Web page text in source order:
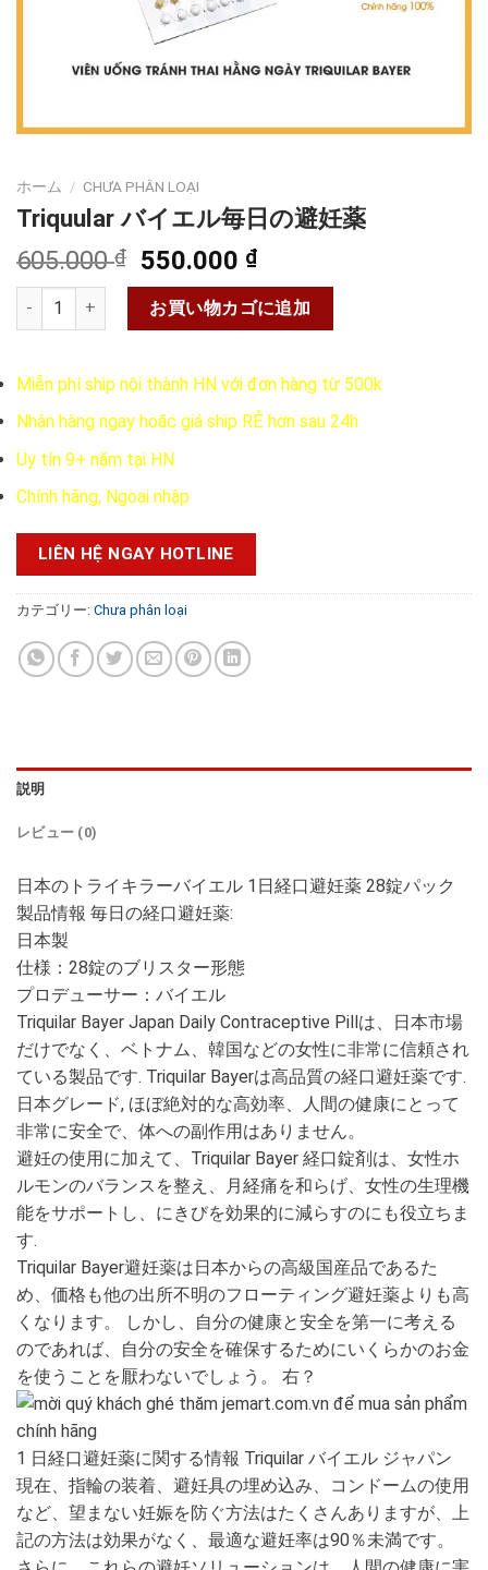
ホーム / CHƯA PHÂN LOẠI
Triquular バイエル毎日の避妊薬
605.000₫
元
の
価
格
605.000 ₫
で
た。
550.000 ₫現
在
の
価
は
550.000 ₫
Triquular バイエル毎日の避妊薬個
お買い物カゴに追加
Miễn phí ship nội thành HN với đơn hàng từ 500k
Nhận hàng ngay hoặc giá ship RẺ hơn sau 24h
Uy tín 9+ năm tại HN
Chính hãng, Ngoại nhập
LIÊN HỆ NGAY HOTLINE
カテゴリー: Chưa phân loại
説明
レビュー (0)
日本のトライキラーバイエル 1日経口避妊薬 28錠パック
製品情報 毎日の経口避妊薬:
日本製
仕様：28錠のブリスター形態
プロデューサー：バイエル
Triquilar Bayer Japan Daily Contraceptive Pillは、日本市場
だけでなく、ベトナム、韓国などの女性に非常に信頼され
ている製品です. Triquilar Bayerは高品質の経口避妊薬です.
日本グレード, ほぼ絶対的な高効率、人間の健康にとって
非常に安全で、体への副作用はありません。
避妊の使用に加えて、Triquilar Bayer 経口錠剤は、女性ホ
ルモンのバランスを整え、月経痛を和らげ、女性の生理機
能をサポートし、にきびを効果的に減らすのにも役立ちま
す.
Triquilar Bayer避妊薬は日本からの高級国産品であるた
め、価格も他の出所不明のフローティング避妊薬よりも高
くなります。 しかし、自分の健康と安全を第一に考える
のであれば、自分の安全を確保するためにいくらかのお金
を使うことを厭わないでしょう。 右？
1 日経口避妊薬に関する情報 Triquilar バイエル ジャパン
現在、指輪の装着、避妊具の埋め込み、コンドームの使用
など、望まない妊娠を防ぐ方法はたくさんありますが、上
記の方法は効果がなく、最適な避妊率は90％未満です。